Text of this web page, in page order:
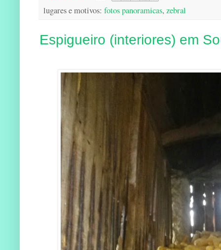
lugares e motivos: fotos panoramicas, zebral
Espigueiro (interiores) em